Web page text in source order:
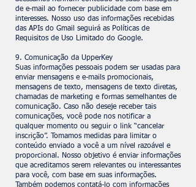
de e-mail ao fornecer publicidade com base em
interesses. Nosso uso das informações recebidas
das APIs do Gmail seguirá as Políticas de
Requisitos de Uso Limitado do Google.
9. Comunicação da UpperKey
Suas informações pessoais podem ser usadas para
enviar mensagens e e-mails promocionais,
mensagens de texto, mensagens de texto diretas,
chamadas de marketing e formas semelhantes de
comunicação. Caso não deseje receber tais
comunicações, você pode nos notificar a
qualquer momento ou seguir o link “cancelar
inscrição”. Tomamos medidas para limitar o
conteúdo enviado a você a um nível razoável e
proporcional. Nosso objetivo é enviar informações
que acreditamos serem relevantes ou interessantes
para você, com base em suas informações.
Também podemos contatá-lo com informações